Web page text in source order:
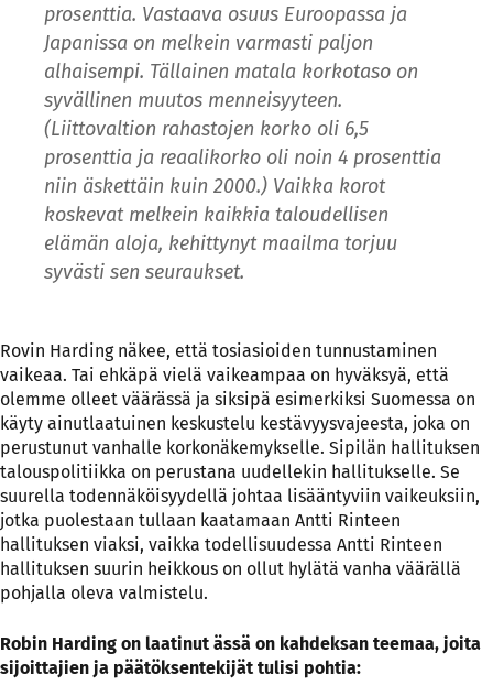
prosenttia. Vastaava osuus Euroopassa ja
Japanissa on melkein varmasti paljon
alhaisempi. Tällainen matala korkotaso on
syvällinen muutos menneisyyteen.
(Liittovaltion rahastojen korko oli 6,5
prosenttia ja reaalikorko oli noin 4 prosenttia
niin äskettäin kuin 2000.) Vaikka korot
koskevat melkein kaikkia taloudellisen
elämän aloja, kehittynyt maailma torjuu
syvästi sen seuraukset.
Rovin Harding näkee, että tosiasioiden tunnustaminen
vaikeaa. Tai ehkäpä vielä vaikeampaa on hyväksyä, että
olemme olleet väärässä ja siksipä esimerkiksi Suomessa on
käyty ainutlaatuinen keskustelu kestävyysvajeesta, joka on
perustunut vanhalle korkonäkemykselle. Sipilän hallituksen
talouspolitiikka on perustana uudellekin hallitukselle. Se
suurella todennäköisyydellä johtaa lisääntyviin vaikeuksiin,
jotka puolestaan tullaan kaatamaan Antti Rinteen
hallituksen viaksi, vaikka todellisuudessa Antti Rinteen
hallituksen suurin heikkous on ollut hylätä vanha väärällä
pohjalla oleva valmistelu.
Robin Harding on laatinut ässä on kahdeksan teemaa, joita
sijoittajien ja päätöksentekijät tulisi pohtia: